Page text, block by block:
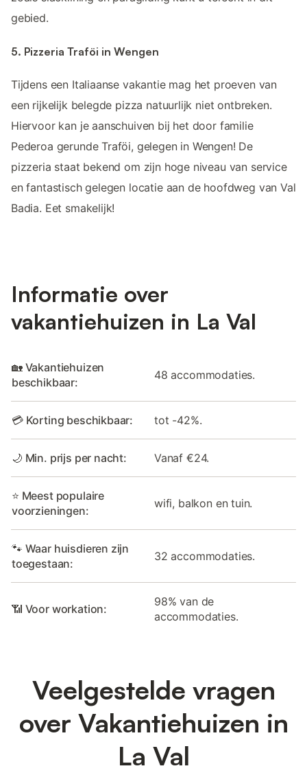
gebied.
5. Pizzeria Traföi in Wengen
Tijdens een Italiaanse vakantie mag het proeven van
een rijkelijk belegde pizza natuurlijk niet ontbreken.
Hiervoor kan je aanschuiven bij het door familie
Pederoa gerunde Traföi, gelegen in Wengen! De
pizzeria staat bekend om zijn hoge niveau van service
en fantastisch gelegen locatie aan de hoofdweg van Val
Badia. Eet smakelijk!
Informatie over
vakantiehuizen in La Val
🏡 Vakantiehuizen
beschikbaar:
48 accommodaties.
💳 Korting beschikbaar: tot -42%.
🌙 Min. prijs per nacht: Vanaf €24.
⭐ Meest populaire
voorzieningen:
wifi, balkon en tuin.
🐾 Waar huisdieren zijn
toegestaan:
32 accommodaties.
📶 Voor workation:
98% van de
accommodaties.
Veelgestelde vragen
over Vakantiehuizen in
La Val